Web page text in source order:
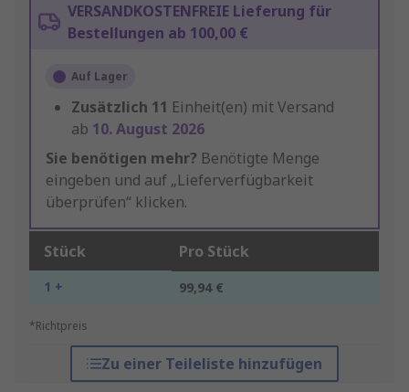
VERSANDKOSTENFREIE Lieferung für
Bestellungen ab 100,00 €
Auf Lager
Zusätzlich 11 Einheit(en) mit Versand
ab 10. August 2026
Sie benötigen mehr? Benötigte Menge
eingeben und auf „Lieferverfügbarkeit
überprüfen“ klicken.
Stück Pro Stück
1 + 99,94 €
*Richtpreis
Zu einer Teileliste hinzufügen